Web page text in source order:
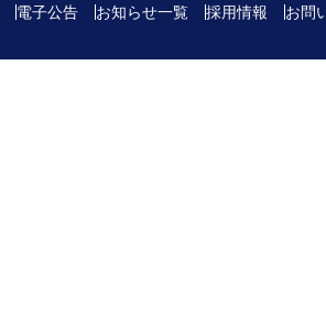
電子公告 お知らせ一覧 採用情報 お問